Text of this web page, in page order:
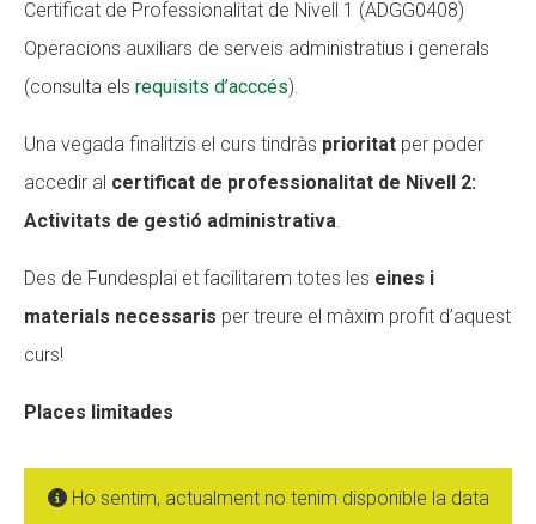
Certificat de Professionalitat de Nivell 1 (ADGG0408)
Operacions auxiliars de serveis administratius i generals
(consulta els requisits d’acccés).
Una vegada finalitzis el curs tindràs prioritat per poder
accedir al certificat de professionalitat de Nivell 2:
Activitats de gestió administrativa.
Des de Fundesplai et facilitarem totes les eines i
materials necessaris per treure el màxim profit d’aquest
curs!
Places limitades
Ho sentim, actualment no tenim disponible la data